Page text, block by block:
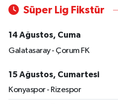
Süper Lig Fikstür
14 Ağustos, Cuma
Galatasaray - Çorum FK
15 Ağustos, Cumartesi
Konyaspor - Rizespor